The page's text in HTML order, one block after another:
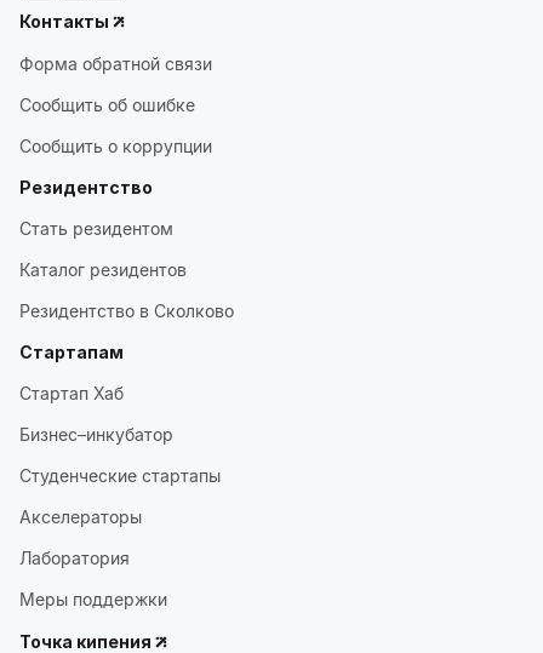
Контакты
Форма обратной связи
Сообщить об ошибке
Сообщить о коррупции
Резидентство
Стать резидентом
Каталог резидентов
Резидентство в Сколково
Стартапам
Стартап Хаб
Бизнес–инкубатор
Студенческие стартапы
Акселераторы
Лаборатория
Меры поддержки
Точка кипения